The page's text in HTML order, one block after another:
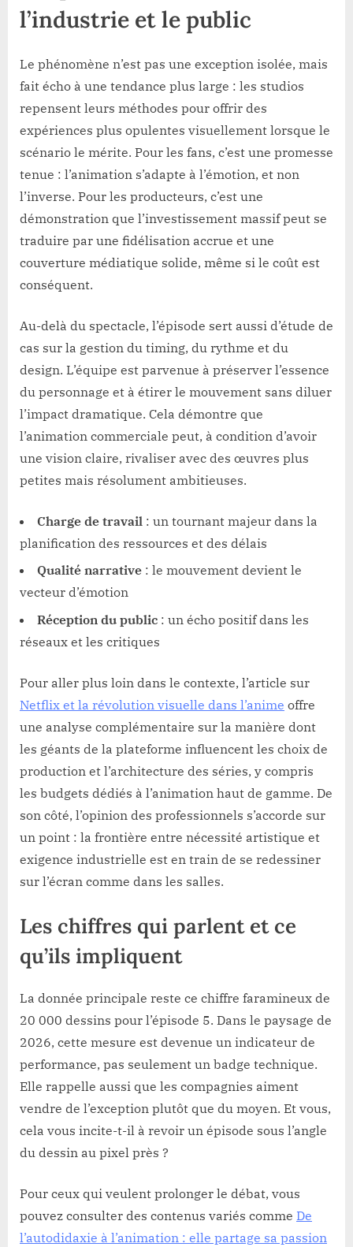
l’industrie et le public
Le phénomène n’est pas une exception isolée, mais
fait écho à une tendance plus large : les studios
repensent leurs méthodes pour offrir des
expériences plus opulentes visuellement lorsque le
scénario le mérite. Pour les fans, c’est une promesse
tenue : l’animation s’adapte à l’émotion, et non
l’inverse. Pour les producteurs, c’est une
démonstration que l’investissement massif peut se
traduire par une fidélisation accrue et une
couverture médiatique solide, même si le coût est
conséquent.
Au-delà du spectacle, l’épisode sert aussi d’étude de
cas sur la gestion du timing, du rythme et du
design. L’équipe est parvenue à préserver l’essence
du personnage et à étirer le mouvement sans diluer
l’impact dramatique. Cela démontre que
l’animation commerciale peut, à condition d’avoir
une vision claire, rivaliser avec des œuvres plus
petites mais résolument ambitieuses.
Charge de travail : un tournant majeur dans la
planification des ressources et des délais
Qualité narrative : le mouvement devient le
vecteur d’émotion
Réception du public : un écho positif dans les
réseaux et les critiques
Pour aller plus loin dans le contexte, l’article sur
Netflix et la révolution visuelle dans l’anime offre
une analyse complémentaire sur la manière dont
les géants de la plateforme influencent les choix de
production et l’architecture des séries, y compris
les budgets dédiés à l’animation haut de gamme. De
son côté, l’opinion des professionnels s’accorde sur
un point : la frontière entre nécessité artistique et
exigence industrielle est en train de se redessiner
sur l’écran comme dans les salles.
Les chiffres qui parlent et ce
qu’ils impliquent
La donnée principale reste ce chiffre faramineux de
20 000 dessins pour l’épisode 5. Dans le paysage de
2026, cette mesure est devenue un indicateur de
performance, pas seulement un badge technique.
Elle rappelle aussi que les compagnies aiment
vendre de l’exception plutôt que du moyen. Et vous,
cela vous incite-t-il à revoir un épisode sous l’angle
du dessin au pixel près ?
Pour ceux qui veulent prolonger le débat, vous
pouvez consulter des contenus variés comme De
l’autodidaxie à l’animation : elle partage sa passion